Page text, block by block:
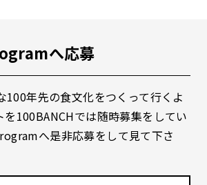
へ応募
100年先の食文化をつくって行くよ
を100BANCHでは随時募集をしてい
へ是非応募をして見て下さ